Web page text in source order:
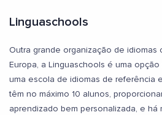
Linguaschools
Outra grande organização de idiomas
Europa, a Linguaschools é uma
uma escola de idiomas de referência
têm no máximo 10 alunos,
aprendizado bem personalizada, e há